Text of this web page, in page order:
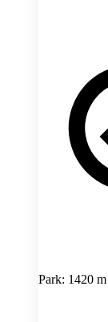
Park: 1420 m